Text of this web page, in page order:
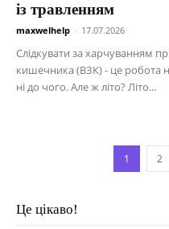
із травленням
maxwelhelp - 17.07.2026
Слідкувати за харчуванням
кишечника (ВЗК) - це робота
ні до чого. Але ж літо? Літо...
1 2
Це цікаво!